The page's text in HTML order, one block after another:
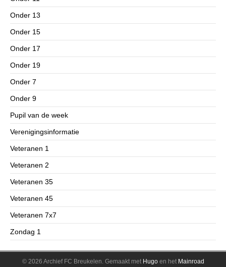
Onder 13
Onder 15
Onder 17
Onder 19
Onder 7
Onder 9
Pupil van de week
Verenigingsinformatie
Veteranen 1
Veteranen 2
Veteranen 35
Veteranen 45
Veteranen 7x7
Zondag 1
© 2026 Archief FC Breukelen. Gemaakt met Hugoen het Mainroad